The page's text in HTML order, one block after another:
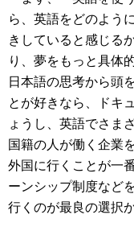
ら、英語をどのよう
きしていると感じる
り、夢をもっと具体
日本語の思考から頭
とが好きなら、ドキ
ょうし、英語でさま
国籍の人が働く企業
外国に行くことが一
ーンシップ制度など
行くのが最良の選択